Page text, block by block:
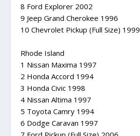
8 Ford Explorer 2002
9 Jeep Grand Cherokee 1996
10 Chevrolet Pickup (Full Size) 1999
Rhode Island
1 Nissan Maxima 1997
2 Honda Accord 1994
3 Honda Civic 1998
4 Nissan Altima 1997
5 Toyota Camry 1994
6 Dodge Caravan 1997